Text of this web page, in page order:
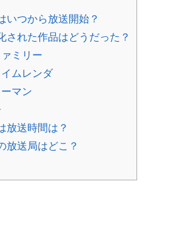
いつから放送開始？
された作品はどうだった？
ミリー
ムレンダ
マン
放送時間は？
放送局はどこ？